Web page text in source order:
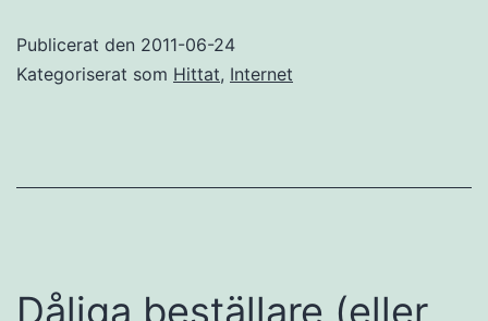
kombinera
Publicerat den 2011-06-24
Kategoriserat som Hittat, Internet
Dåliga beställare (eller